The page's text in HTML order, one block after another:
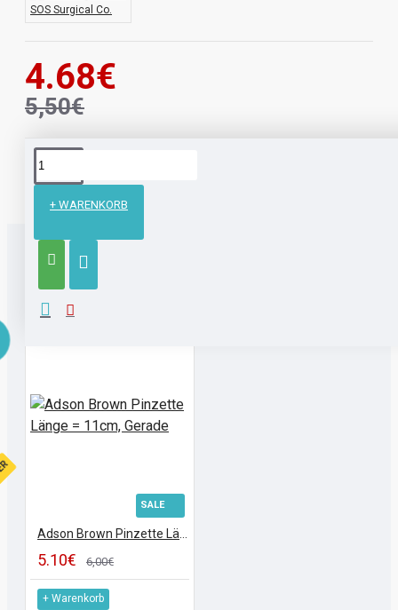
4.68€
5,50€
SOS Surgical Co.
+ WARENKORB
Schnellsuche
RELATED PRODUCTS
SALE
Adson Brown Pinzette Länge = 11cm, Gerade
5.10€ 6,00€
+ Warenkorb